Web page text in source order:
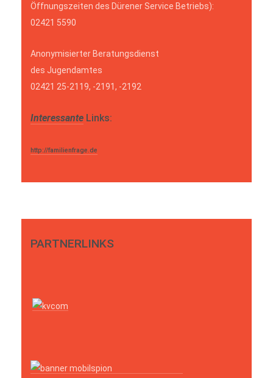
Öffnungszeiten des Dürener Service Betriebs):
02421 5590
Anonymisierter Beratungsdienst
des Jugendamtes
02421 25-2119, -2191, -2192
Interessante Links:
http://familienfrage.de
PARTNERLINKS